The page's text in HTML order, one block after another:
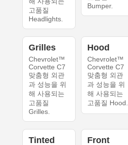
고품질
Headlights.
Bumper.
Grilles
Chevrolet™
Corvette C7
맞춤형 외관
과 성능을 위
해 사용되는
고품질
Grilles.
Hood
Chevrolet™
Corvette C7
맞춤형 외관
과 성능을 위
해 사용되는
고품질 Hood.
Tinted Front